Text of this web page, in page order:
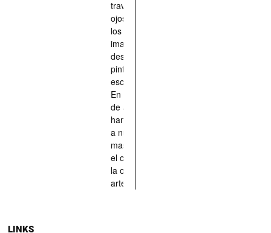
través de los
ojos quienes
los han
imaginado,
descrito,
pintado,
esculpido...
En definitiva,
de aquellos
han situado
a nuestras
mascotas en
el centro de
la obra de
arte.
LINKS